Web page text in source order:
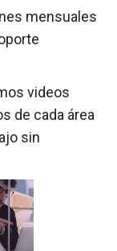
mensuales
videos
de cada área
sin